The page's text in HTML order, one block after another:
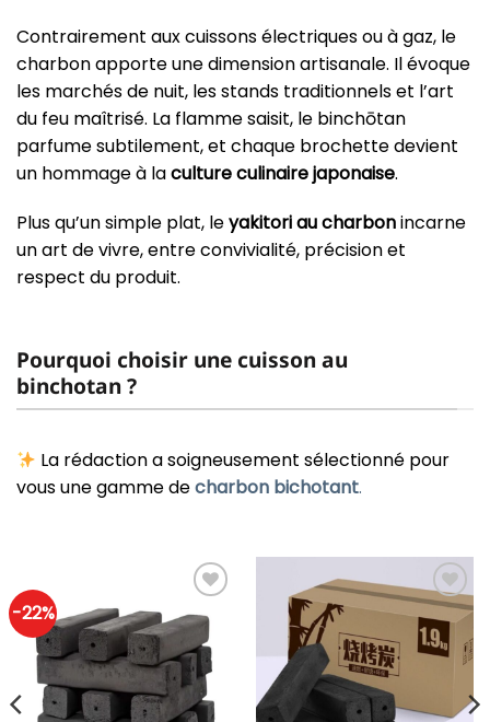
Contrairement aux cuissons électriques ou à gaz, le
charbon apporte une dimension artisanale. Il évoque
les marchés de nuit, les stands traditionnels et l’art
du feu maîtrisé. La flamme saisit, le binchōtan
parfume subtilement, et chaque brochette devient
un hommage à laculture culinaire japonaise.
Plus qu’un simple plat, leyakitori au charbonincarne
un art de vivre, entre convivialité, précision et
respect du produit.
Pourquoi choisir une cuisson au
binchotan ?
La rédaction a soigneusement sélectionné pour
vous une gamme decharbon bichotant.
-22%
Ajouter
à ma
liste
d'envie
Ajouter
à ma
liste
d'envie